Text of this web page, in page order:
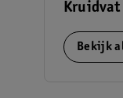
Bekijk